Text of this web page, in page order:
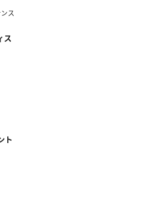
ス
ス
ト